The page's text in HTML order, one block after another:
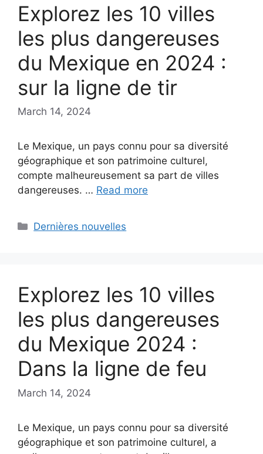
Explorez les 10 villes
les plus dangereuses
du Mexique en 2024 :
sur la ligne de tir
March 14, 2024
Le Mexique, un pays connu pour sa diversité
géographique et son patrimoine culturel,
compte malheureusement sa part de villes
dangereuses. … Read more
Categories
Dernières nouvelles
Explorez les 10 villes
les plus dangereuses
du Mexique 2024 :
Dans la ligne de feu
March 14, 2024
Le Mexique, un pays connu pour sa diversité
géographique et son patrimoine culturel, a